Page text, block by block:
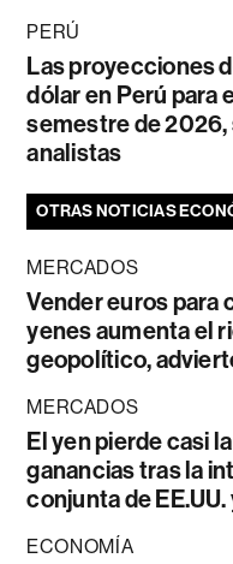
PERÚ
Las proyecciones
dólar en Perú para
semestre de 2026,
analistas
OTRAS NOTICIAS
MERCADOS
Vender euros para
yenes aumenta el
geopolítico,
MERCADOS
El yen pierde casi
ganancias tras la
conjunta de EE.UU.
ECONOMÍA